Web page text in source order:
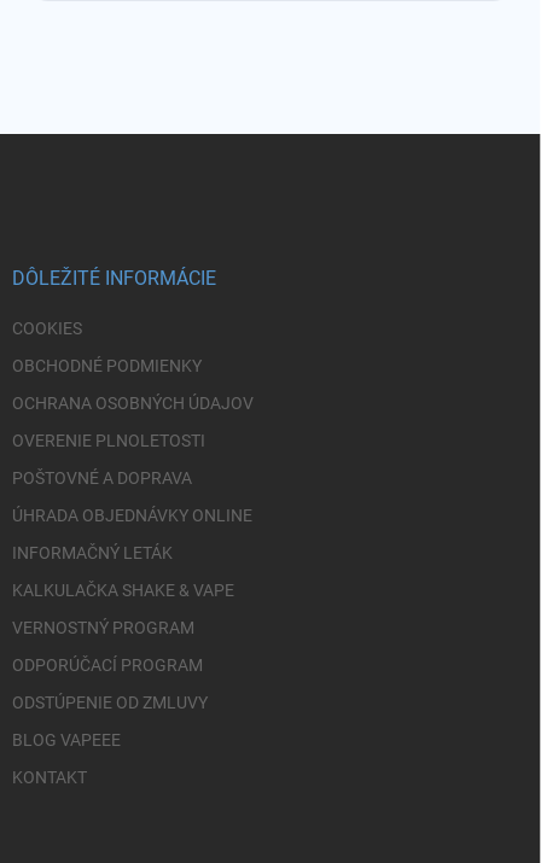
DÔLEŽITÉ INFORMÁCIE
COOKIES
OBCHODNÉ PODMIENKY
OCHRANA OSOBNÝCH ÚDAJOV
OVERENIE PLNOLETOSTI
POŠTOVNÉ A DOPRAVA
ÚHRADA OBJEDNÁVKY ONLINE
INFORMAČNÝ LETÁK
KALKULAČKA SHAKE & VAPE
VERNOSTNÝ PROGRAM
ODPORÚČACÍ PROGRAM
ODSTÚPENIE OD ZMLUVY
BLOG VAPEEE
KONTAKT